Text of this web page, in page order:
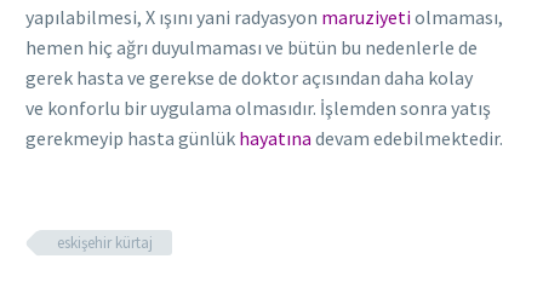
yapılabilmesi, X ışını yani radyasyon maruziyetiolmaması,
hemen hiç ağrı duyulmaması ve bütün bu nedenlerle de
gerek hasta ve gerekse de doktor açısından daha kolay
ve konforlu bir uygulama olmasıdır. İşlemden sonra yatış
gerekmeyip hasta günlük hayatına devam edebilmektedir.
eskişehir kürtaj